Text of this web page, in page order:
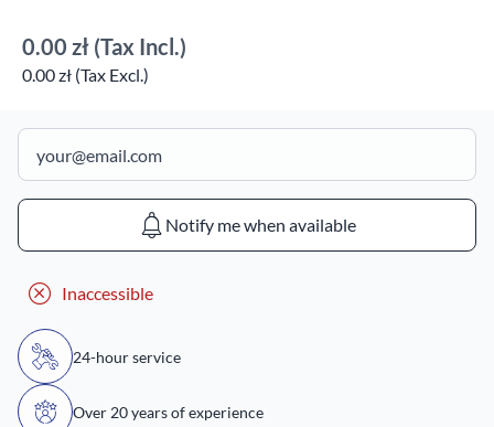
0.00 zł (Tax Incl.)
0.00 zł (Tax Excl.)
Notify me when available
Inaccessible
24-hour service
Over 20 years of experience